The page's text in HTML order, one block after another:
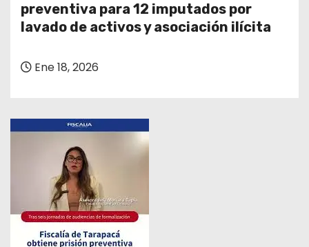
preventiva para 12 imputados por
lavado de activos y asociación ilícita
Ene 18, 2026